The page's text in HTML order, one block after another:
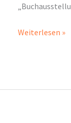
Weiterlesen »